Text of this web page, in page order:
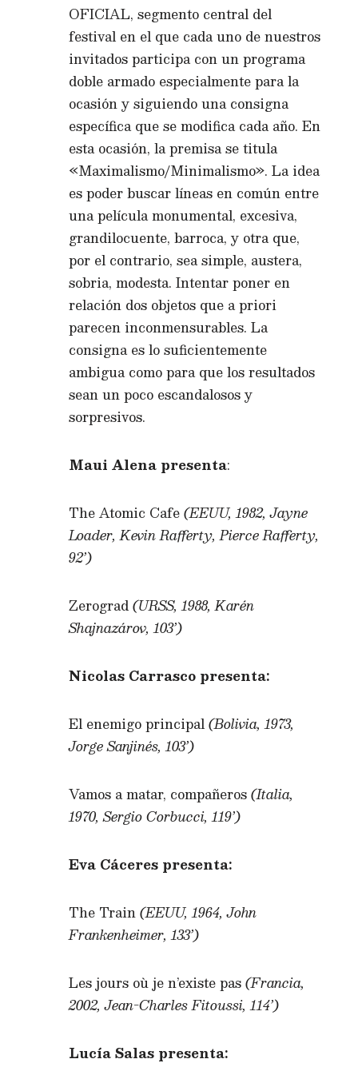
OFICIAL, segmento central del
festival en el que cada uno de nuestros
invitados participa con un programa
doble armado especialmente para la
ocasión y siguiendo una consigna
específica que se modifica cada año. En
esta ocasión, la premisa se titula
«Maximalismo/Minimalismo». La idea
es poder buscar líneas en común entre
una película monumental, excesiva,
grandilocuente, barroca, y otra que,
por el contrario, sea simple, austera,
sobria, modesta. Intentar poner en
relación dos objetos que a priori
parecen inconmensurables. La
consigna es lo suficientemente
ambigua como para que los resultados
sean un poco escandalosos y
sorpresivos.
Maui Alena presenta:
The Atomic Cafe(EEUU, 1982, Jayne
Loader, Kevin Rafferty, Pierce Rafferty,
92’)
Zerograd(URSS, 1988, Karén
Shajnazárov, 103’)
Nicolas Carrasco presenta:
El enemigo principal(Bolivia, 1973,
Jorge Sanjinés, 103’)
Vamos a matar, compañeros(Italia,
1970, Sergio Corbucci, 119’)
Eva Cáceres presenta:
The Train(EEUU, 1964, John
Frankenheimer, 133’)
Les jours où je n’existe pas(Francia,
2002, Jean-Charles Fitoussi, 114’)
Lucía Salas presenta: